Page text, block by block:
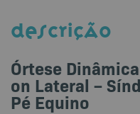
DESCRIÇÃO
Órtese
on Lateral –
Pé Equino